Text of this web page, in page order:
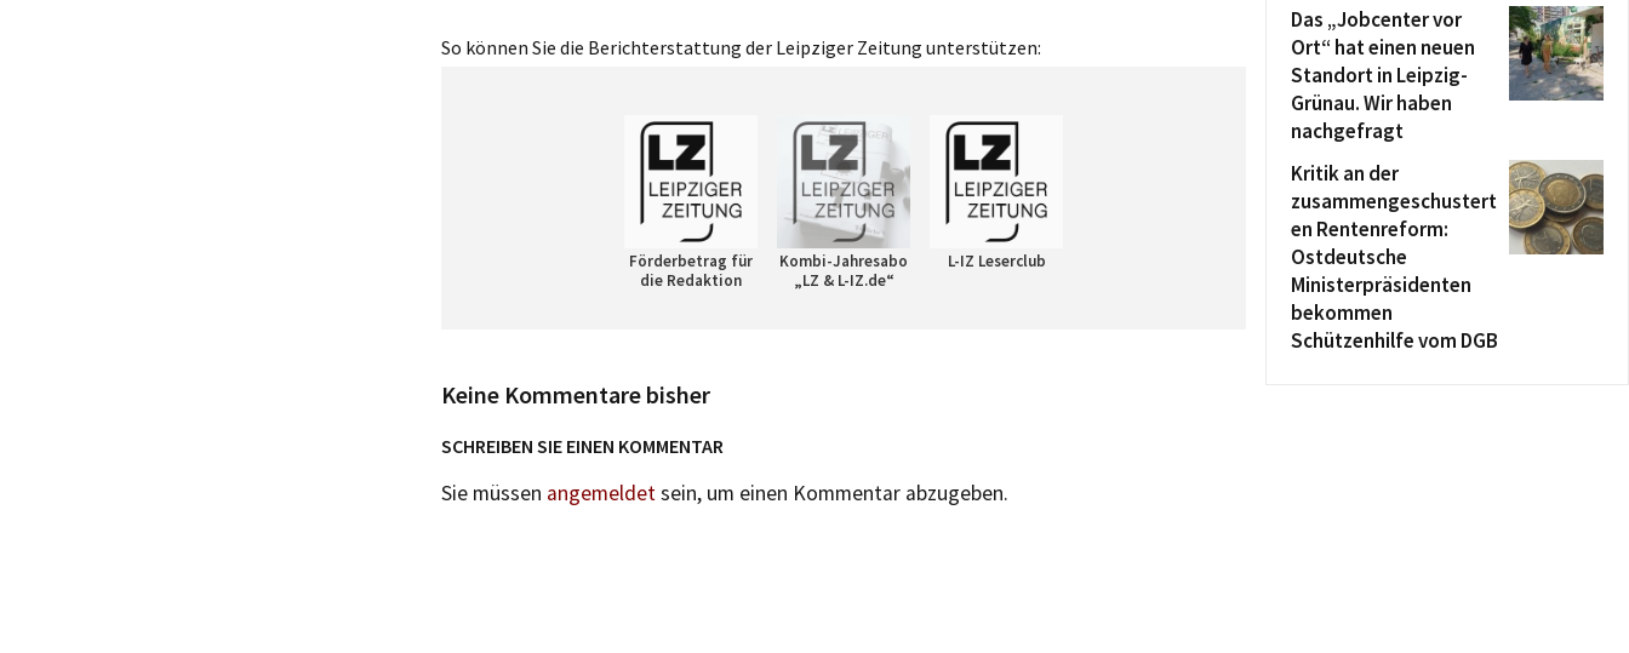
So können Sie die Berichterstattung der Leipziger Zeitung unterstützen:
Förderbetrag für
die Redaktion
Kombi-Jahresabo
„LZ & L-IZ.de“
L-IZ Leserclub
Keine Kommentare bisher
SCHREIBEN SIE EINEN KOMMENTAR
Sie müssen angemeldetsein, um einen Kommentar abzugeben.
Das „Jobcenter vor
Ort“ hat einen neuen
Standort in Leipzig-
Grünau. Wir haben
nachgefragt
Kritik an der
zusammengeschustert
en Rentenreform:
Ostdeutsche
Ministerpräsidenten
bekommen
Schützenhilfe vom DGB